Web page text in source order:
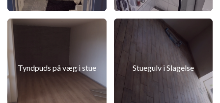
Tyndpuds på væg i stue Stuegulv i Slagelse